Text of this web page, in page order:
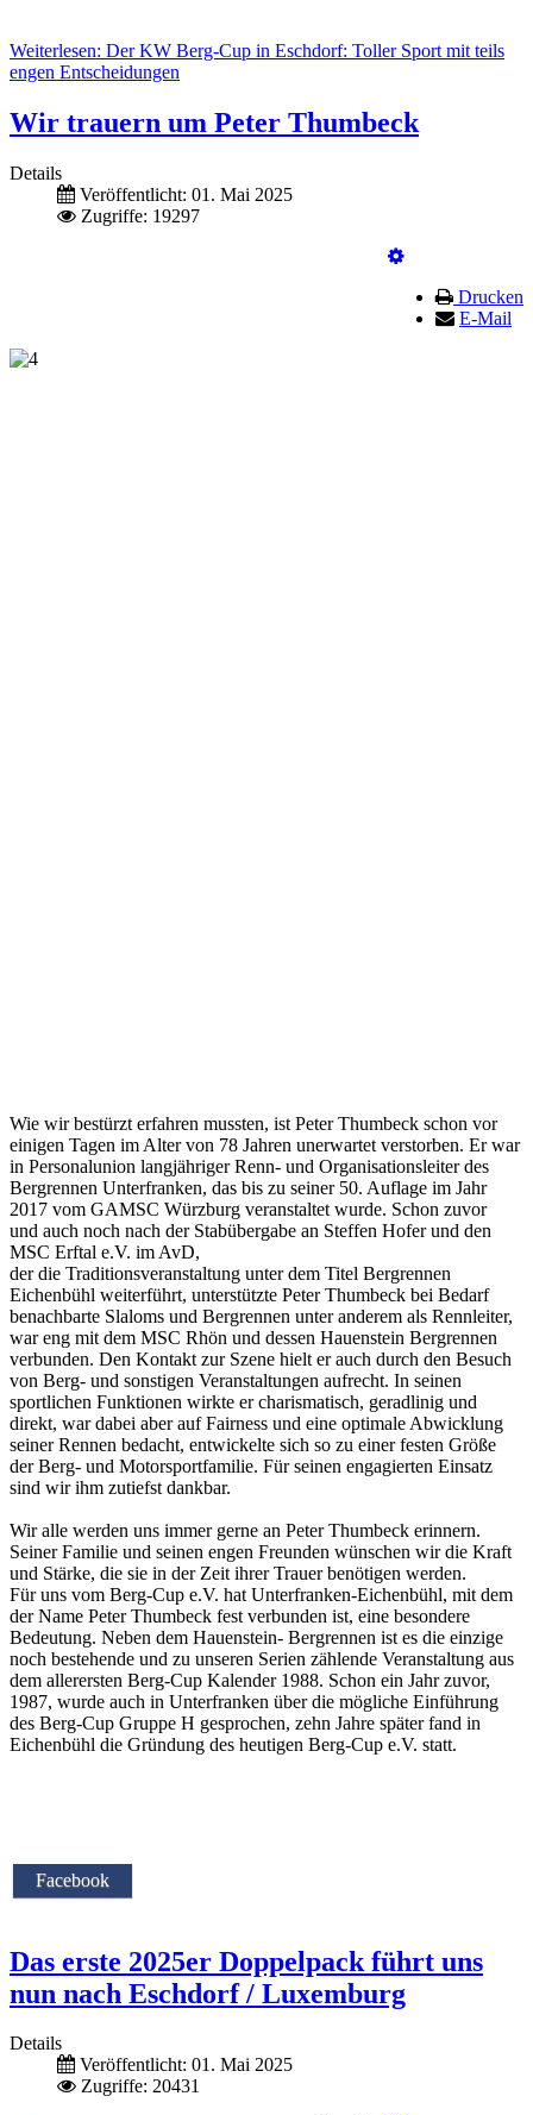
Weiterlesen: Der KW Berg-Cup in Eschdorf: Toller Sport mit teils
engen Entscheidungen
Wir trauern um Peter Thumbeck
Details
Veröffentlicht: 01. Mai 2025
Zugriffe: 19297
Drucken
E-Mail
Wie wir bestürzt erfahren mussten, ist Peter Thumbeck schon vor
einigen Tagen im Alter von 78 Jahren unerwartet verstorben. Er war
in Personalunion langjähriger Renn- und Organisationsleiter des
Bergrennen Unterfranken, das bis zu seiner 50. Auflage im Jahr
2017 vom GAMSC Würzburg veranstaltet wurde. Schon zuvor
und auch noch nach der Stabübergabe an Steffen Hofer und den
MSC Erftal e.V. im AvD,
der die Traditionsveranstaltung unter dem Titel Bergrennen
Eichenbühl weiterführt, unterstützte Peter Thumbeck bei Bedarf
benachbarte Slaloms und Bergrennen unter anderem als Rennleiter,
war eng mit dem MSC Rhön und dessen Hauenstein Bergrennen
verbunden. Den Kontakt zur Szene hielt er auch durch den Besuch
von Berg- und sonstigen Veranstaltungen aufrecht. In seinen
sportlichen Funktionen wirkte er charismatisch, geradlinig und
direkt, war dabei aber auf Fairness und eine optimale Abwicklung
seiner Rennen bedacht, entwickelte sich so zu einer festen Größe
der Berg- und Motorsportfamilie. Für seinen engagierten Einsatz
sind wir ihm zutiefst dankbar.
Wir alle werden uns immer gerne an Peter Thumbeck erinnern.
Seiner Familie und seinen engen Freunden wünschen wir die Kraft
und Stärke, die sie in der Zeit ihrer Trauer benötigen werden.
Für uns vom Berg-Cup e.V. hat Unterfranken-Eichenbühl, mit dem
der Name Peter Thumbeck fest verbunden ist, eine besondere
Bedeutung. Neben dem Hauenstein- Bergrennen ist es die einzige
noch bestehende und zu unseren Serien zählende Veranstaltung aus
dem allerersten Berg-Cup Kalender 1988. Schon ein Jahr zuvor,
1987, wurde auch in Unterfranken über die mögliche Einführung
des Berg-Cup Gruppe H gesprochen, zehn Jahre später fand in
Eichenbühl die Gründung des heutigen Berg-Cup e.V. statt.
Facebook
Das erste 2025er Doppelpack führt uns
nun nach Eschdorf / Luxemburg
Details
Veröffentlicht: 01. Mai 2025
Zugriffe: 20431